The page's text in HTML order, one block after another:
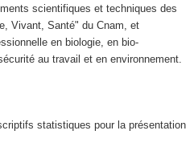
scientifiques et techniques des
Vivant, Santé" du Cnam, et
en biologie, en bio-
au travail et en environnement.
statistiques pour la présentation